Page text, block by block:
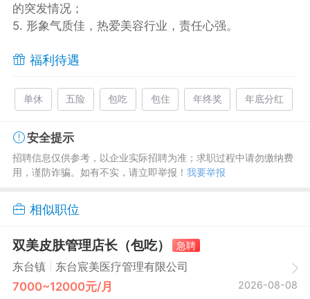
的突发情况；
5. 形象气质佳，热爱美容行业，责任心强。
福利待遇
单休 五险 包吃 包住 年终奖 年底分红
安全提示
招聘信息仅供参考，以企业实际招聘为准；求职过程中请勿缴纳费
用，谨防诈骗。如有不实，请立即举报！ 我要举报
相似职位
双美皮肤管理店长（包吃）
急聘
东台镇
东台宸美医疗管理有限公司
7000~12000元/月 2026-08-08